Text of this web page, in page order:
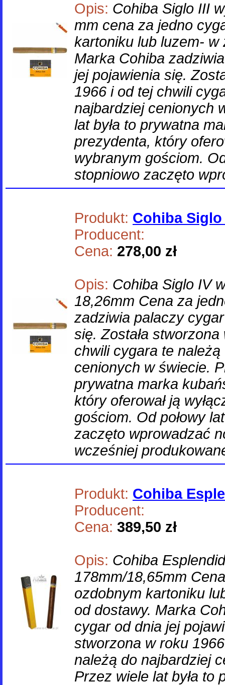
Opis: Cohiba Siglo III
mm cena za jedno
kartoniku lub luzem-
Marka Cohiba
jej pojawienia się.
1966 i od tej chwili
najbardziej cenionych
lat była to prywatna
prezydenta, który
wybranym gościom.
stopniowo zaczęto
Produkt: Cohiba Siglo
Producent:
Cena: 278,00 zł
Opis: Cohiba Siglo IV
18,26mm Cena za
zadziwia palaczy
się. Została
chwili cygara te
cenionych w świecie.
prywatna marka
który oferował ją
gościom. Od połowy
zaczęto wprowadzać
wcześniej
Produkt: Cohiba
Producent:
Cena: 389,50 zł
Opis: Cohiba
178mm/18,65mm
ozdobnym kartoniku
od dostawy. Marka
cygar od dnia jej
stworzona w roku
należą do najbardziej
Przez wiele lat była to